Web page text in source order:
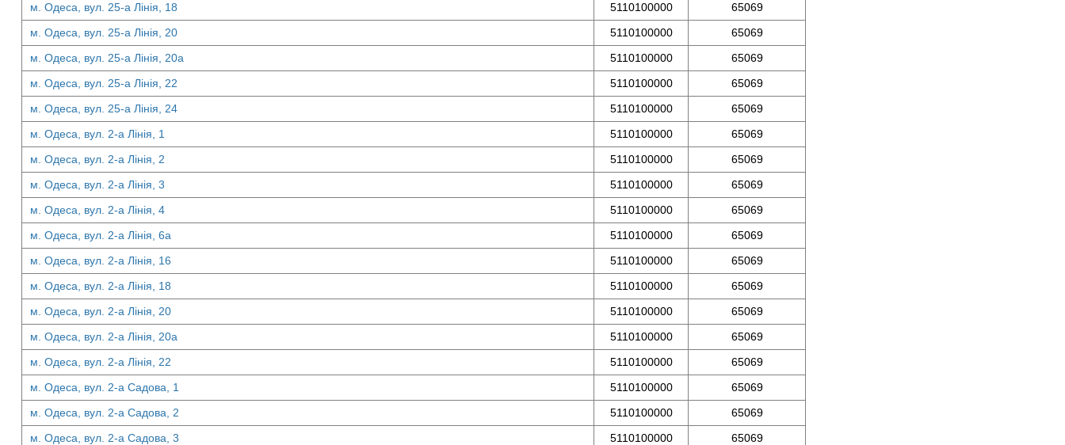
м. Одеса, вул. 25-а Лінія, 18
5110100000
65069
м. Одеса, вул. 25-а Лінія, 20
5110100000
65069
м. Одеса, вул. 25-а Лінія, 20а
5110100000
65069
м. Одеса, вул. 25-а Лінія, 22
5110100000
65069
м. Одеса, вул. 25-а Лінія, 24
5110100000
65069
м. Одеса, вул. 2-а Лінія, 1
5110100000
65069
м. Одеса, вул. 2-а Лінія, 2
5110100000
65069
м. Одеса, вул. 2-а Лінія, 3
5110100000
65069
м. Одеса, вул. 2-а Лінія, 4
5110100000
65069
м. Одеса, вул. 2-а Лінія, 6а
5110100000
65069
м. Одеса, вул. 2-а Лінія, 16
5110100000
65069
м. Одеса, вул. 2-а Лінія, 18
5110100000
65069
м. Одеса, вул. 2-а Лінія, 20
5110100000
65069
м. Одеса, вул. 2-а Лінія, 20а
5110100000
65069
м. Одеса, вул. 2-а Лінія, 22
5110100000
65069
м. Одеса, вул. 2-а Садова, 1
5110100000
65069
м. Одеса, вул. 2-а Садова, 2
5110100000
65069
м. Одеса, вул. 2-а Садова, 3
5110100000
65069